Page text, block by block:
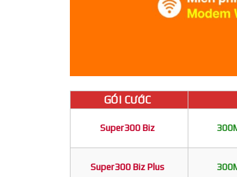
GÓI CƯỚC
Super300 Biz
Super300 Biz Plus